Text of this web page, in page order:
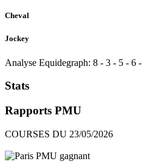
Cheval
Jockey
Analyse Equidegraph: 8 - 3 - 5 - 6 -
Stats
Rapports PMU
COURSES DU 23/05/2026